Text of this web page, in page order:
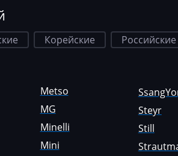
Корейские
Российские
Metso
MG
Minelli
Mini
Steyr
Still